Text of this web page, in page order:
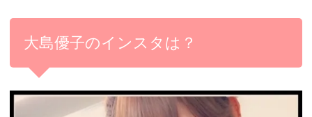
大島優子のインスタは？